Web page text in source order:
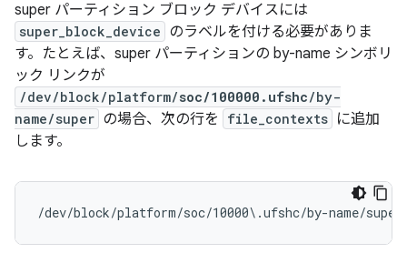
super パーティション ブロック デバイスには
super_block_device のラベルを付ける必要がありま
す。たとえば、super パーティションの by-name シンボリ
ック リンクが
/dev/block/platform/soc/100000.ufshc/by-
name/super の場合、次の行を file_contexts に追加
します。
/dev/block/platform/soc/10000\.ufshc/by-name/